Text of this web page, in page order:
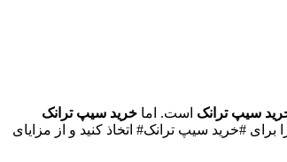
سیپ ترانک است. اما خرید سیپ ترانک
#خرید سیپ ترانک# اتخاذ کنید و از مزایای